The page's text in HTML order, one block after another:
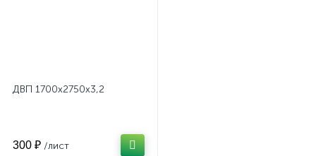
ДВП 1700х2750х3,2
300 ₽ /лист